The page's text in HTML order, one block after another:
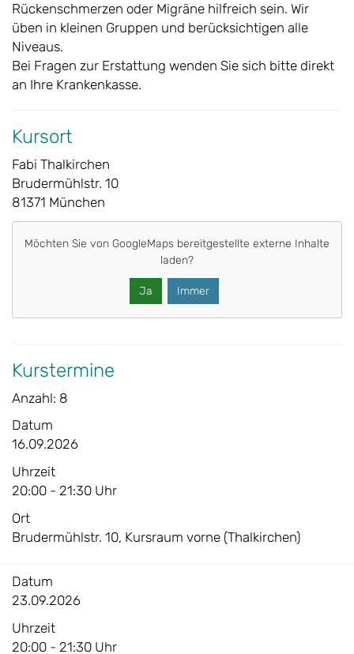
Rückenschmerzen oder Migräne hilfreich sein. Wir
üben in kleinen Gruppen und berücksichtigen alle
Niveaus.
Bei Fragen zur Erstattung wenden Sie sich bitte direkt
an Ihre Krankenkasse.
Kursort
Fabi Thalkirchen
Brudermühlstr. 10
81371 München
Möchten Sie von GoogleMaps bereitgestellte externe Inhalte
laden?
Ja Immer
Kurstermine
Anzahl: 8
Datum
16.09.2026
Uhrzeit
20:00 - 21:30 Uhr
Ort
Brudermühlstr. 10, Kursraum vorne (Thalkirchen)
Datum
23.09.2026
Uhrzeit
20:00 - 21:30 Uhr